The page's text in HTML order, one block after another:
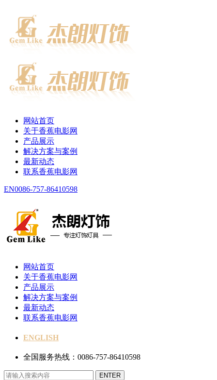
网站首页
关于香蕉电影网
产品展示
解决方案与案例
最新动态
联系香蕉电影网
EN0086-757-86410598
网站首页
关于香蕉电影网
产品展示
解决方案与案例
最新动态
联系香蕉电影网
ENGLISH
全国服务热线：0086-757-86410598